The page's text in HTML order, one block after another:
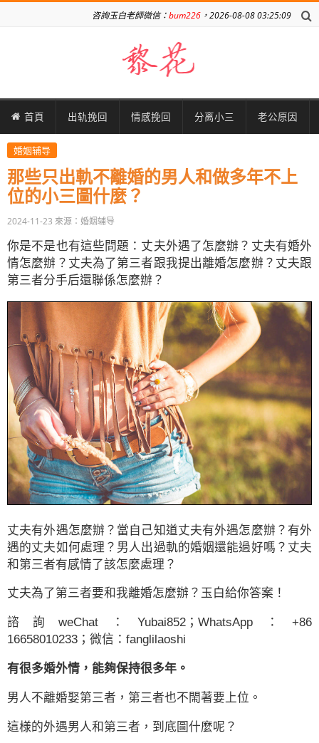
咨詢玉白老師微信：bum226 ，2026-08-08 03:25:09
首頁 出轨挽回 情感挽回 分离小三 老公原因
婚姻辅导
那些只出軌不離婚的男人和做多年不上
位的小三圖什麼？
2024-11-23 來源：婚姻辅导
你是不是也有這些問題：丈夫外遇了怎麼辦？丈夫有婚外
情怎麼辦？丈夫為了第三者跟我提出離婚怎麼辦？丈夫跟
第三者分手后還聯係怎麼辦？
丈夫有外遇怎麼辦？當自己知道丈夫有外遇怎麼辦？有外
遇的丈夫如何處理？男人出過軌的婚姻還能過好嗎？丈夫
和第三者有感情了該怎麼處理？
丈夫為了第三者要和我離婚怎麼辦？玉白給你答案！
諮詢weChat：Yubai852；WhatsApp：+86
16658010233；微信：fanglilaoshi
有很多婚外情，能夠保持很多年。
男人不離婚娶第三者，第三者也不閙著要上位。
這様的外遇男人和第三者，到底圖什麼呢？